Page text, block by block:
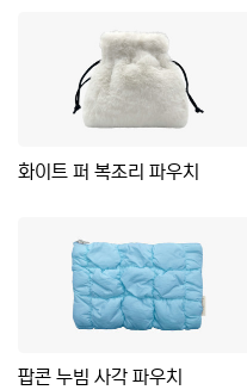
화이트 퍼 복조리 파우치
팝콘 누빔 사각 파우치